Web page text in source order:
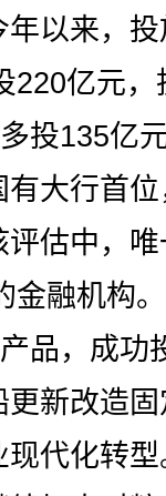
以来，
220亿元，
投135亿
大行首
估中，
金融机构
品，成功
新改造
代化转